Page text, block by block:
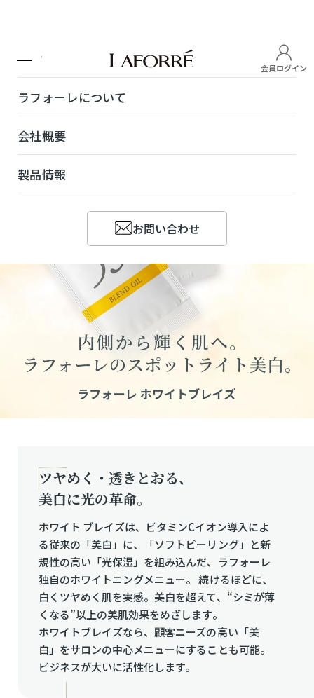
会員ログイン
ラフォーレ ホワイト ブレイズ
ツヤめく・透きとおる、
美白に光の革命。
ホワイト ブレイズは、ビタミンCイオン導入によ
る従来の「美白」に、
「ソフトピーリング」と新
規性の高い「光保湿」を組み込んだ、
ラフォーレ
独自のホワイトニングメニュー。 続けるほどに、
白くツヤめく肌を実感。美白を超えて、 “シミが薄
くなる”以上の美肌効果をめざします。
ホワイトブレイズなら、顧客ニーズの高い「美
白」をサロンの中心メニューにすることも可能。
ビジネスが大いに活性化します。
TOP
ラフォーレについて
会社概要
製品情報
お問い合わせ